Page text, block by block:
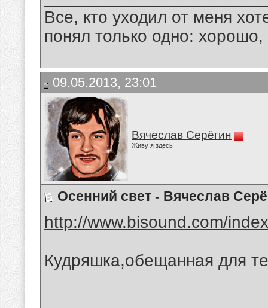
Все, кто уходил от меня
понял только одно:
09.05.2013, 23:01
Вячеслав Серёгин
Живу я здесь
Осенний свет - Вячеслав
http://www.bisound.com/
Кудряшка,обещанная для